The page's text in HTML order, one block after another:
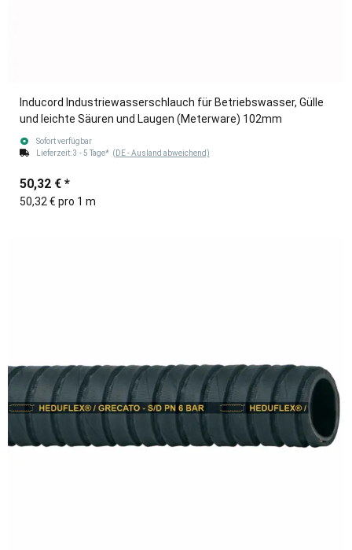
Inducord Industriewasserschlauch für Betriebswasser, Gülle
und leichte Säuren und Laugen (Meterware) 102mm
Sofort verfügbar
Lieferzeit:3 - 5 Tage* (DE - Ausland abweichend)
50,32 € *
50,32 € pro 1 m